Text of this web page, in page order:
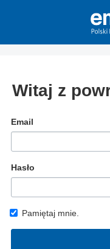
Witaj z
Email
Hasło
Pamiętaj mnie.